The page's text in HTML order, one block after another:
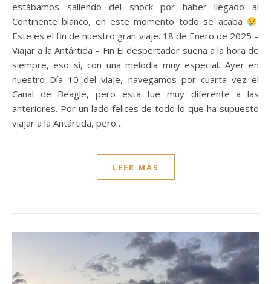
estábamos saliendo del shock por haber llegado al
Continente blanco, en este momento todo se acaba
.
Este es el fin de nuestro gran viaje. 18 de Enero de 2025 –
Viajar a la Antártida – Fin El despertador suena a la hora de
siempre, eso sí, con una melodía muy especial. Ayer en
nuestro Día 10 del viaje, navegamos por cuarta vez el
Canal de Beagle, pero esta fue muy diferente a las
anteriores. Por un lado felices de todo lo que ha supuesto
viajar a la Antártida, pero…
LEER MÁS